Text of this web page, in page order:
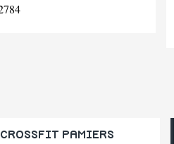
CROSSFIT PAMIERS